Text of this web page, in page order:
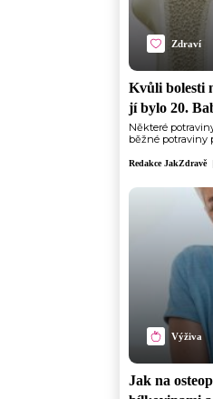
Zdraví
Kvůli bolesti
jí bylo 20.
Některé
běžné potraviny
Redakce JakZdravě
Výživa
Jak na